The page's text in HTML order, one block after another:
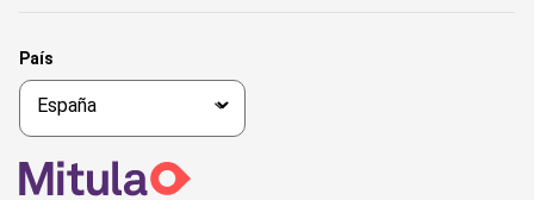
País